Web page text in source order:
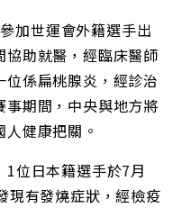
短
網
址
加世運會外籍選手出
助就醫，經臨床醫師
係扁桃腺炎，經診治
期間，中央與地方將
健康把關。
位日本籍選手於7月
現有發燒症狀，經檢疫